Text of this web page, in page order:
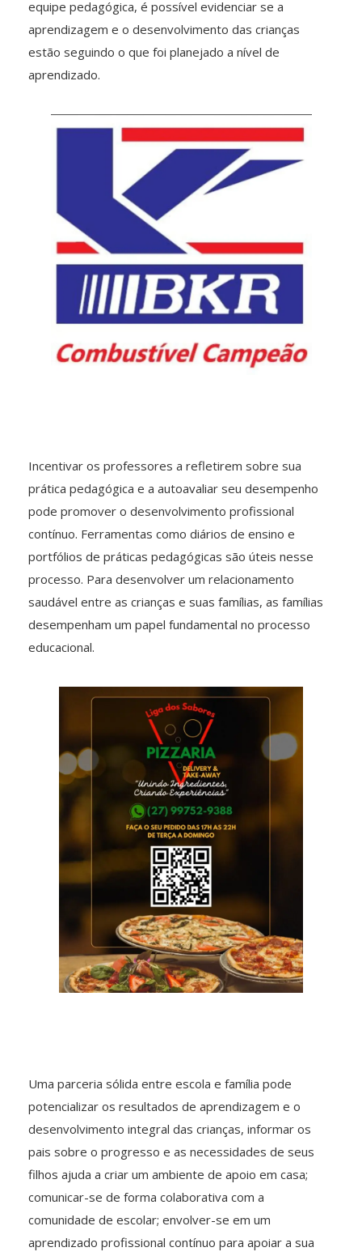
equipe pedagógica, é possível evidenciar se a
aprendizagem e o desenvolvimento das crianças
estão seguindo o que foi planejado a nível de
aprendizado.
Incentivar os professores a refletirem sobre sua
prática pedagógica e a autoavaliar seu desempenho
pode promover o desenvolvimento profissional
contínuo. Ferramentas como diários de ensino e
portfólios de práticas pedagógicas são úteis nesse
processo. Para desenvolver um relacionamento
saudável entre as crianças e suas famílias, as famílias
desempenham um papel fundamental no processo
educacional.
Uma parceria sólida entre escola e família pode
potencializar os resultados de aprendizagem e o
desenvolvimento integral das crianças, informar os
pais sobre o progresso e as necessidades de seus
filhos ajuda a criar um ambiente de apoio em casa;
comunicar-se de forma colaborativa com a
comunidade de escolar; envolver-se em um
aprendizado profissional contínuo para apoiar a sua